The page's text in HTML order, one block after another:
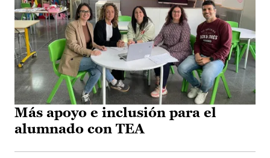
Más apoyo e inclusión para el
alumnado con TEA